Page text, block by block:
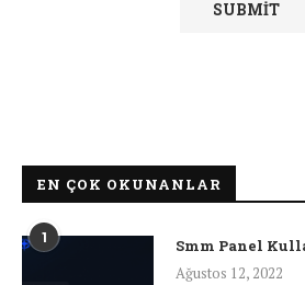
EN ÇOK OKUNANLAR
1
Smm Panel
Ağustos 12, 2022